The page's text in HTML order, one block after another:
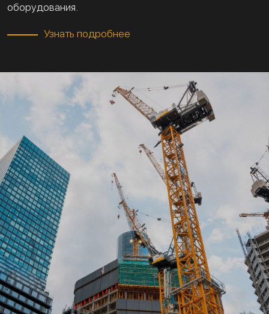
оборудования.
Узнать подробнее